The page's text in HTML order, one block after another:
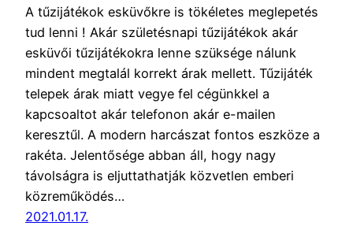
A tűzijátékok esküvőkre is tökéletes meglepetés
tud lenni ! Akár születésnapi tűzijátékok akár
esküvői tűzijátékokra lenne szüksége nálunk
mindent megtalál korrekt árak mellett. Tűzijáték
telepek árak miatt vegye fel cégünkkel a
kapcsoaltot akár telefonon akár e-mailen
keresztűl. A modern harcászat fontos eszköze a
rakéta. Jelentősége abban áll, hogy nagy
távolságra is eljuttathatják közvetlen emberi
közreműködés…
2021.01.17.